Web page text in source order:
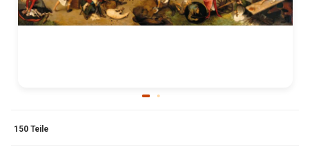
150 Teile